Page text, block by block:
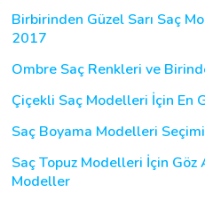
Birbirinden Güzel Sarı Saç
2017
Ombre Saç Renkleri ve
Çiçekli Saç Modelleri İçin En
Saç Boyama Modelleri
Saç Topuz Modelleri İçin Göz
Modeller